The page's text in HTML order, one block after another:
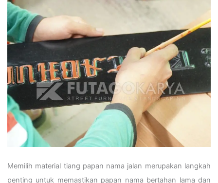
Memilih material tiang papan nama jalan merupakan langkah
penting untuk memastikan papan nama bertahan lama dan